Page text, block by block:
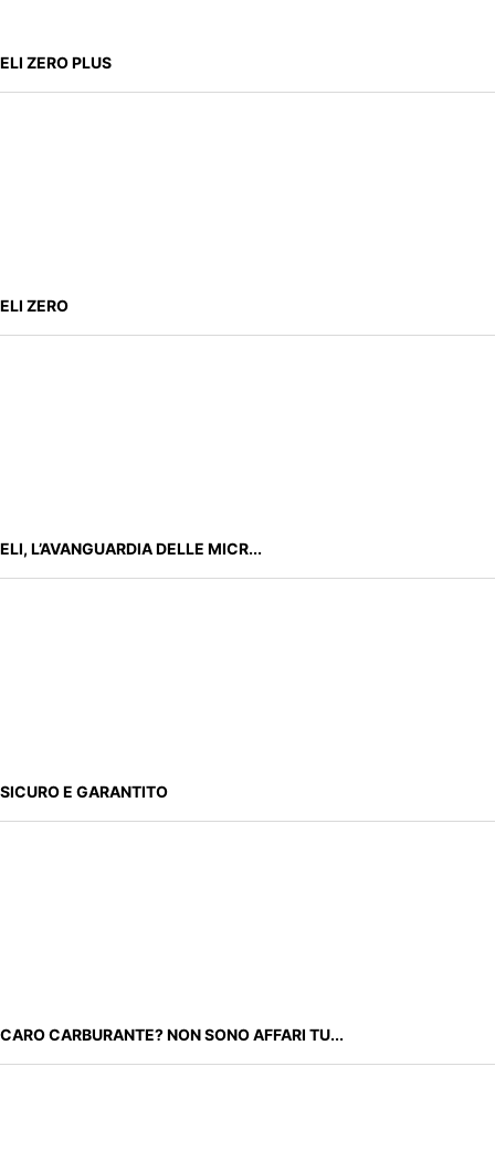
ELI ZERO PLUS
ELI ZERO
ELI, L’AVANGUARDIA DELLE MICR...
SICURO E GARANTITO
CARO CARBURANTE? NON SONO AFFARI TU...